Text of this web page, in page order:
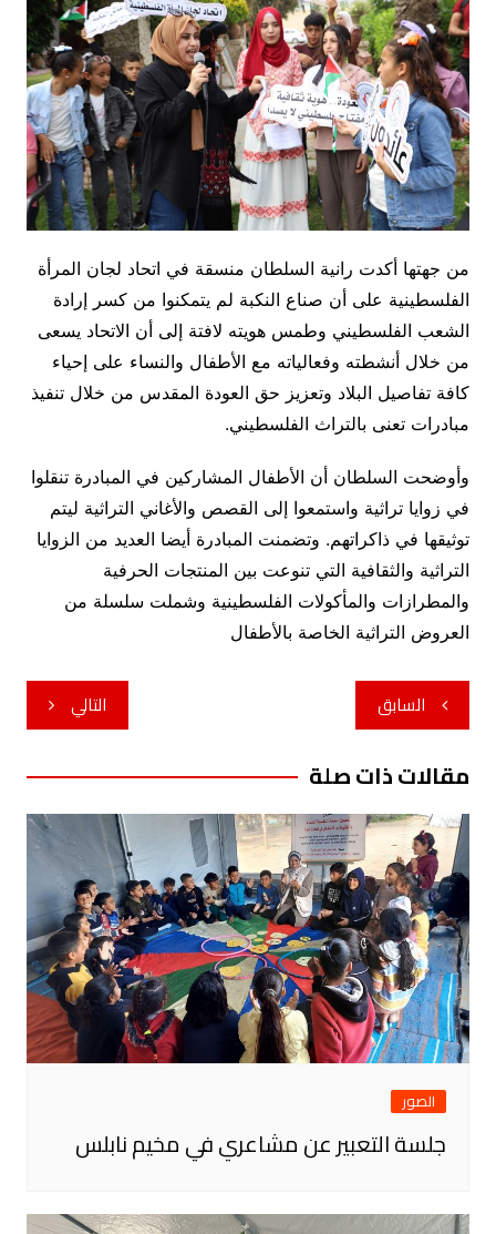
من جهتها أكدت رانية السلطان منسقة في اتحاد لجان المرأة
الفلسطينية على أن صناع النكبة لم يتمكنوا من كسر إرادة
الشعب الفلسطيني وطمس هويته لافتة إلى أن الاتحاد يسعى
من خلال أنشطته وفعالياته مع الأطفال والنساء على إحياء
كافة تفاصيل البلاد وتعزيز حق العودة المقدس من خلال تنفيذ
مبادرات تعنى بالتراث الفلسطيني.
وأوضحت السلطان أن الأطفال المشاركين في المبادرة تنقلوا
في زوايا تراثية واستمعوا إلى القصص والأغاني التراثية ليتم
توثيقها في ذاكراتهم. وتضمنت المبادرة أيضا العديد من الزوايا
التراثية والثقافية التي تنوعت بين المنتجات الحرفية
والمطرازات والمأكولات الفلسطينية وشملت سلسلة من
العروض التراثية الخاصة بالأطفال
تصفّح
المقالات
السابق التالي
مقالات ذات صلة
الصور
جلسة التعبير عن مشاعري في مخيم نابلس